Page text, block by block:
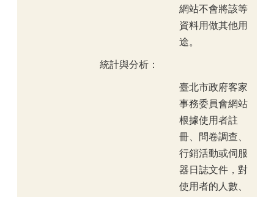
網站不會將該等
資料用做其他用
途。
統計與分析：
臺北市政府客家
事務委員會網站
根據使用者註
冊、問卷調查、
行銷活動或伺服
器日誌文件，對
使用者的人數、